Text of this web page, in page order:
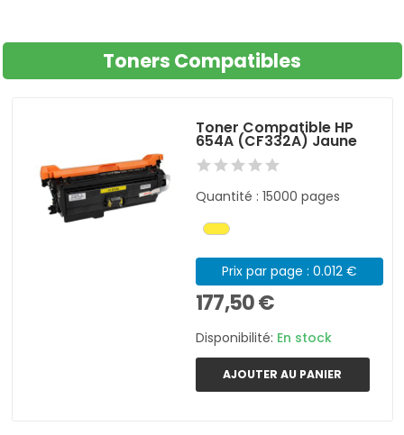
Toners Compatibles
Toner Compatible HP
654A (CF332A) Jaune
Quantité : 15000 pages
Prix par page : 0.012 €
177,50 €
Disponibilité: En stock
AJOUTER AU PANIER